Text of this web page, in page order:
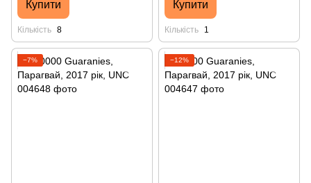
Купити
Кількість 8
Купити
Кількість 1
−7% −12%